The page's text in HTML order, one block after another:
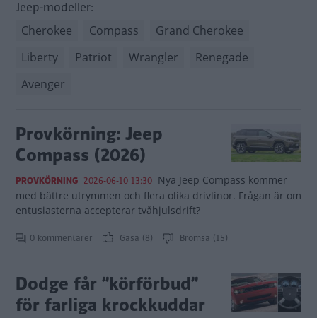
Jeep-modeller:
Cherokee Compass
Grand Cherokee
Liberty
Patriot Wrangler
Renegade
Avenger
Provkörning: Jeep
Compass (2026)
PROVKÖRNING 2026-06-10 13:30 Nya Jeep Compass kommer
med bättre utrymmen och flera olika drivlinor. Frågan är om
entusiasterna accepterar tvåhjulsdrift?
0 kommentarer Gasa (8) Bromsa (15)
Dodge får ”körförbud”
för farliga krockkuddar